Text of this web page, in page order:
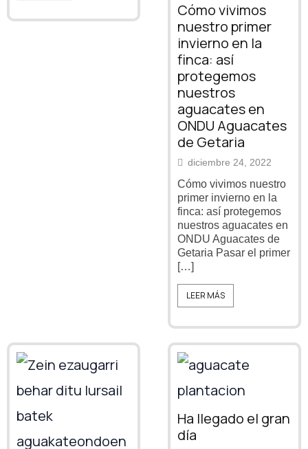
Cómo vivimos
nuestro primer
invierno en la
finca: así
protegemos
nuestros
aguacates en
ONDU Aguacates
de Getaria
diciembre 24, 2022
Cómo vivimos nuestro
primer invierno en la
finca: así protegemos
nuestros aguacates en
ONDU Aguacates de
Getaria Pasar el primer
[…]
LEER MÁS
Ha llegado el gran
día